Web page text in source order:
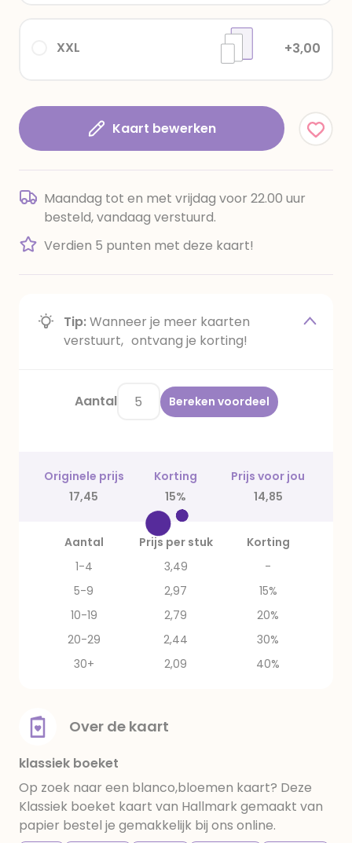
XXL +3,00
Kaart bewerken
Maandag tot en met vrijdag voor 22.00 uur
besteld, vandaag verstuurd.
Verdien 5 punten met deze kaart!
Tip:Wanneer je meer kaarten
verstuurt, ontvang je korting!
Aantal Bereken voordeel
Originele prijs Korting
Prijs voor jou
17,45
15% 14,85
Aantal Prijs per stuk
Korting
1-4
3,49
-
5-9
2,97
15%
10-19
2,79
20%
20-29
2,44
30%
30+
2,09 40%
Over de kaart
klassiek boeket
Op zoek naar een blanco,bloemen kaart? Deze
Klassiek boeket kaart van Hallmark gemaakt van
papier bestel je gemakkelijk bij ons online.